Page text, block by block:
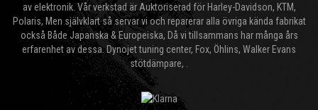
av elektronik. Vår verkstad är Auktoriserad för Harley-Davidson, KTM,
Polaris, Men självklart så servar vi och reparerar alla övriga kända fabrikat
också Både Japanska & Europeiska, Då vi tillsammans har många års
erfarenhet av dessa. Dynojet tuning center, Fox, Öhlins, Walker Evans
stötdämpare, .